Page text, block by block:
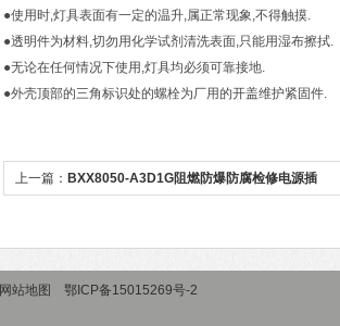
●使用时,灯具表面有一定的温升,属正常现象,不得触摸.
●透明件为材料,切勿用化学试剂清洗表面,只能用湿布擦拭.
●无论在任何情况下使用,灯具均必须可靠接地.
●外壳顶部的三角标识处的螺栓为厂用的开盖维护紧固件.
上一篇： BXX8050-A3D1G阻燃防爆防腐检修电源插
网站地图 鄂ICP备15015269号-2